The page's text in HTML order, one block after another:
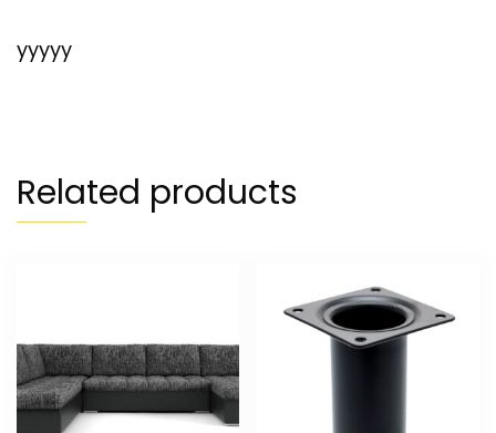
yyyyy
Related products